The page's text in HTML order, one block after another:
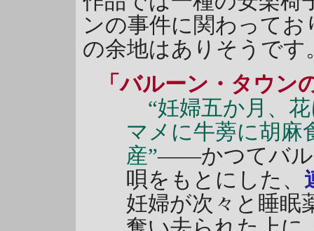
ンの事件に関わって
の余地はありそうです
「バルーン・タウン
“妊婦五か月、
マメに牛蒡に胡麻
産”――かつてバル
唄をもとにした、
妊婦が次々と睡眠